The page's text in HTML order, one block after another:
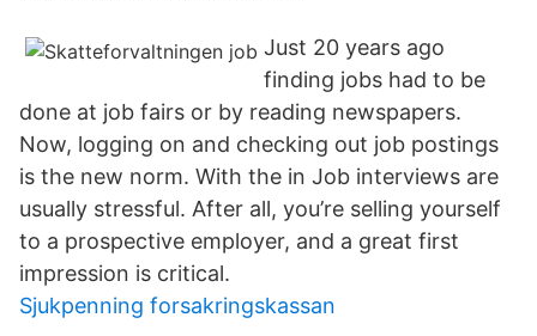
Just 20 years ago
finding jobs had to be
done at job fairs or by reading newspapers.
Now, logging on and checking out job postings
is the new norm. With the in Job interviews are
usually stressful. After all, you’re selling yourself
to a prospective employer, and a great first
impression is critical.
Sjukpenning forsakringskassan